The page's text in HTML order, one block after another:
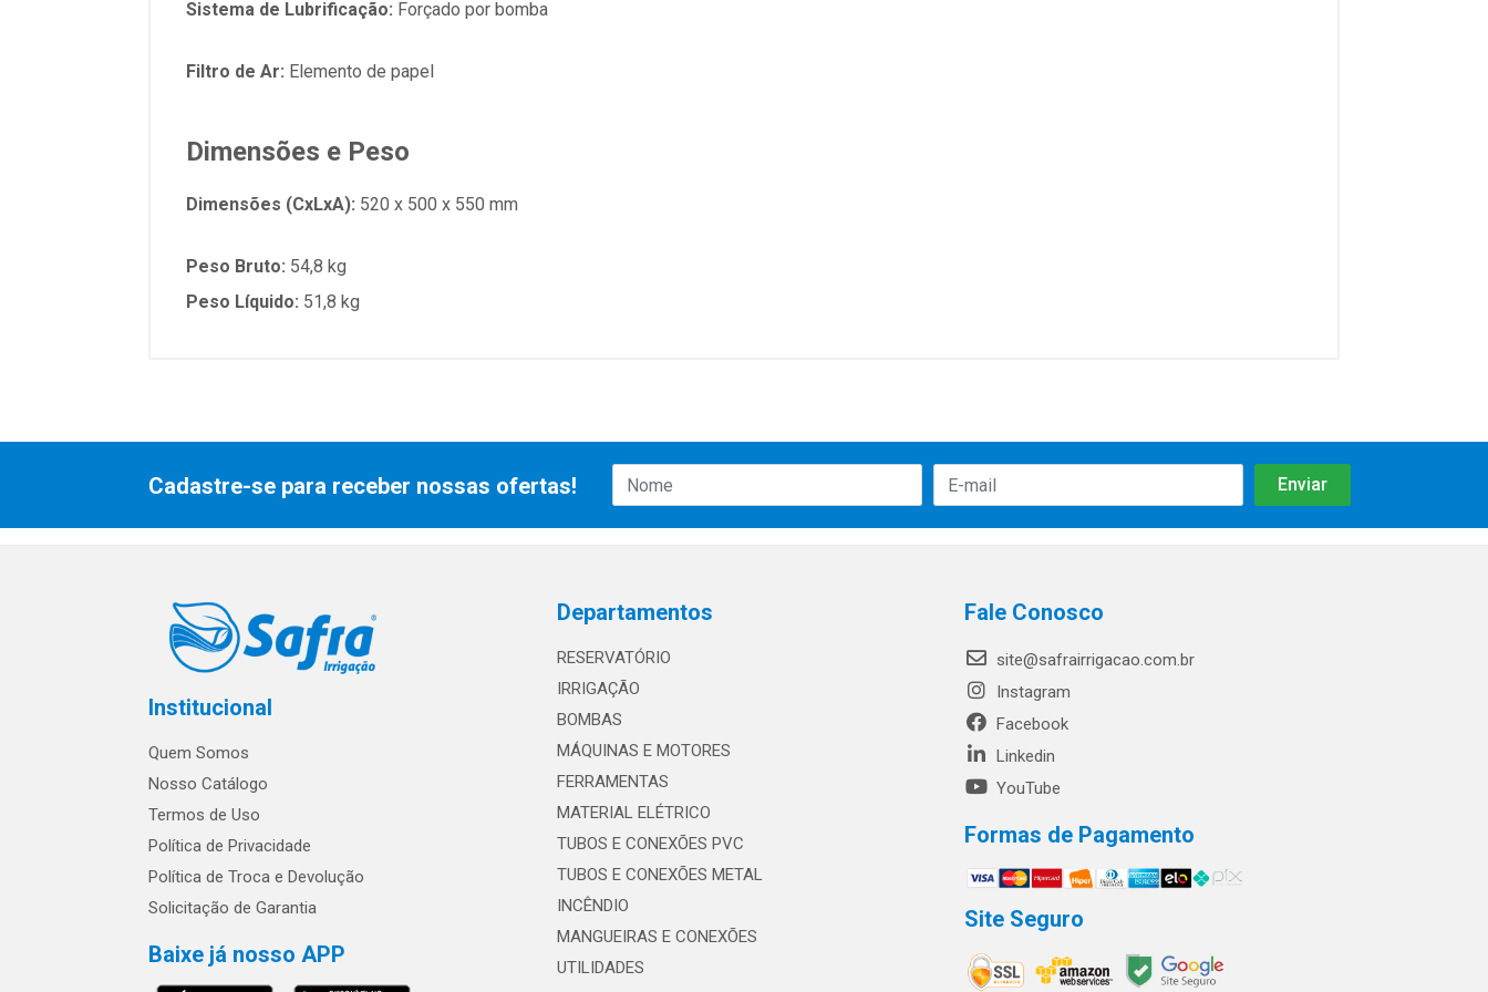
Sistema de Lubrificação: Forçado por bomba
Filtro de Ar: Elemento de papel
Dimensões e Peso
Dimensões (CxLxA): 520 x 500 x 550 mm
Peso Bruto: 54,8 kg
Peso Líquido: 51,8 kg
Cadastre-se para receber nossas ofertas!
Institucional
Quem Somos
Nosso Catálogo
Termos de Uso
Política de Privacidade
Política de Troca e Devolução
Solicitação de Garantia
Baixe já nosso APP
Departamentos
RESERVATÓRIO
IRRIGAÇÃO
BOMBAS
MÁQUINAS E MOTORES
FERRAMENTAS
MATERIAL ELÉTRICO
TUBOS E CONEXÕES PVC
TUBOS E CONEXÕES METAL
INCÊNDIO
MANGUEIRAS E CONEXÕES
UTILIDADES
Fale Conosco
site@safrairrigacao.com.br
Instagram
Facebook
Linkedin
YouTube
Formas de Pagamento
Site Seguro